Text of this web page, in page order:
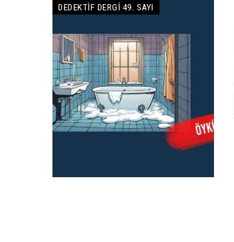
DEDEKTIF DERGI 49. SAYI